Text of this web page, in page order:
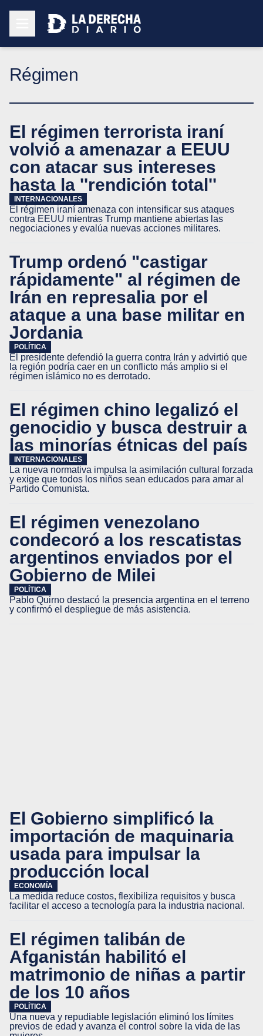
Régimen
El régimen terrorista iraní
volvió a amenazar a EEUU
con atacar sus intereses
hasta la ''rendición total''
INTERNACIONALES
El régimen iraní amenaza con intensificar sus ataques
contra EEUU mientras Trump mantiene abiertas las
negociaciones y evalúa nuevas acciones militares.
Trump ordenó "castigar
rápidamente" al régimen de
Irán en represalia por el
ataque a una base militar en
Jordania
POLÍTICA
El presidente defendió la guerra contra Irán y advirtió que
la región podría caer en un conflicto más amplio si el
régimen islámico no es derrotado.
El régimen chino legalizó el
genocidio y busca destruir a
las minorías étnicas del país
INTERNACIONALES
La nueva normativa impulsa la asimilación cultural forzada
y exige que todos los niños sean educados para amar al
Partido Comunista.
El régimen venezolano
condecoró a los rescatistas
argentinos enviados por el
Gobierno de Milei
POLÍTICA
Pablo Quirno destacó la presencia argentina en el terreno
y confirmó el despliegue de más asistencia.
El Gobierno simplificó la
importación de maquinaria
usada para impulsar la
producción local
ECONOMÍA
La medida reduce costos, flexibiliza requisitos y busca
facilitar el acceso a tecnología para la industria nacional.
El régimen talibán de
Afganistán habilitó el
matrimonio de niñas a partir
de los 10 años
POLÍTICA
Una nueva y repudiable legislación eliminó los límites
previos de edad y avanza el control sobre la vida de las